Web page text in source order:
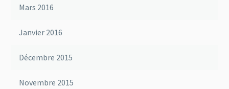
Mars 2016
Janvier 2016
Décembre 2015
Novembre 2015